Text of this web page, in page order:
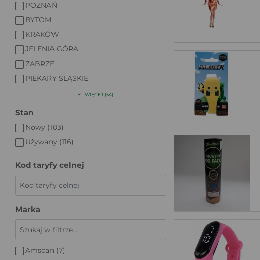
POZNAŃ
BYTOM
KRAKÓW
JELENIA GÓRA
ZABRZE
PIEKARY ŚLĄSKIE
WIĘCEJ (54)
Stan
Nowy (103)
Używany (116)
Kod taryfy celnej
Marka
Amscan (7)